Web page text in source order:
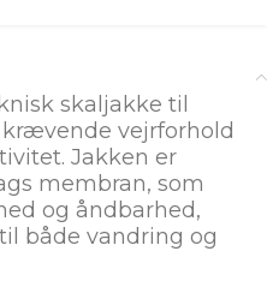
skaljakke til
vejrforhold
Jakken er
membran, som
og åndbarhed,
både vandring og